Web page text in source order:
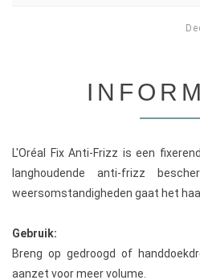
L'Oréal Fix Anti-Frizz is een
langhoudende anti-frizz
weersomstandigheden gaat het
Gebruik:
Breng op gedroogd of
aanzet voor meer volume.